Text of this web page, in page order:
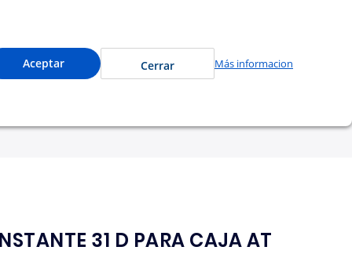
Aceptar Cerrar Más informacion
Cuenta Mi Carrito
31 D PARA CAJA AT